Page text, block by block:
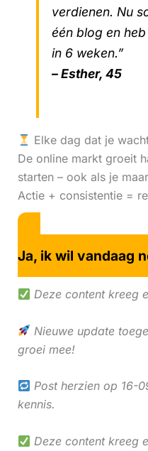
verdienen. Nu
één blog en
in 6 weken.”
– Esther, 45
Elke dag dat je
De online markt groeit
starten – ook als je
Actie + consistentie =
Ja, ik wil vandaag
Deze content kreeg
Nieuwe update
groei mee!
Post herzien op 16-
kennis.
Deze content kreeg